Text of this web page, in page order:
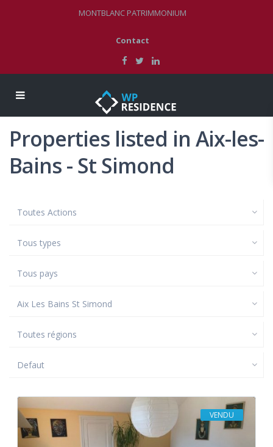
MONTBLANC PATRIMMONIUM
Contact
Properties listed in Aix-les-
Bains - St Simond
Toutes Actions
Tous types
Tous pays
Aix Les Bains St Simond
Toutes régions
Defaut
VENDU